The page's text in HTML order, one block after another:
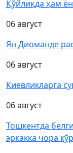
Қўйлиқда ҳам
06 август
Ян Диоманде
06 август
Киевликларга
06 август
Тошкентда
эркакка чора